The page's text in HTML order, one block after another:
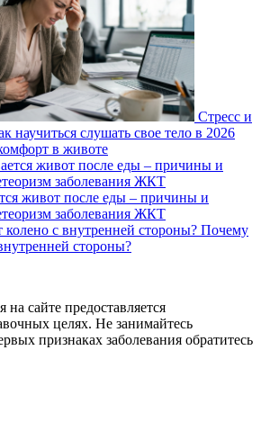
Стресс и
научиться слушать свое тело в 2026
в животе
живот после еды – причины и
заболевания ЖКТ
Почему
стороны?
сайте предоставляется
целях. Не занимайтесь
признаках заболевания обратитесь